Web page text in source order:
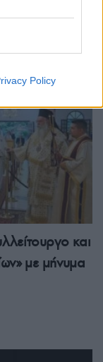
Policy
και
με μήνυμα